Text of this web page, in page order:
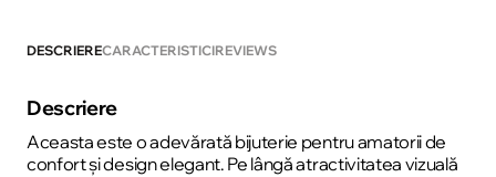
DESCRIERECARACTERISTICIREVIEWS
Descriere
Aceasta este o adevărată bijuterie pentru amatorii de
confort și design elegant. Pe lângă atractivitatea vizuală